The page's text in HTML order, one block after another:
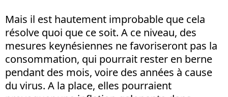
Mais il est hautement improbable que cela
résolve quoi que ce soit. A ce niveau, des
mesures keynésiennes ne favoriseront pas la
consommation, qui pourrait rester en berne
pendant des mois, voire des années à cause
du virus. A la place, elles pourraient